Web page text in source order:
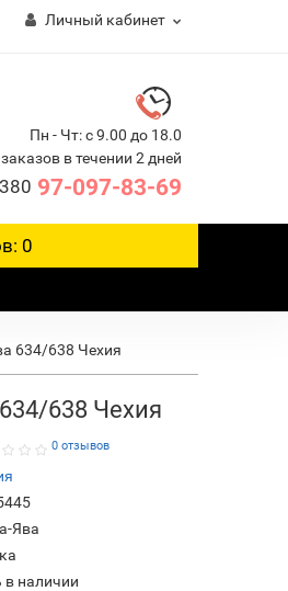
Личный кабинет
Пн - Чт: с 9.00 до 18.0
в течении 2 дней
97-097-83-69
0
634/638 Чехия
638 Чехия
0 отзывов
Ява
в наличии